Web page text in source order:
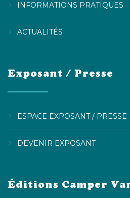
INFORMATIONS PRATIQUES
ACTUALITÉS
Exposant / Presse
ESPACE EXPOSANT / PRESSE
DEVENIR EXPOSANT
Éditions Camper